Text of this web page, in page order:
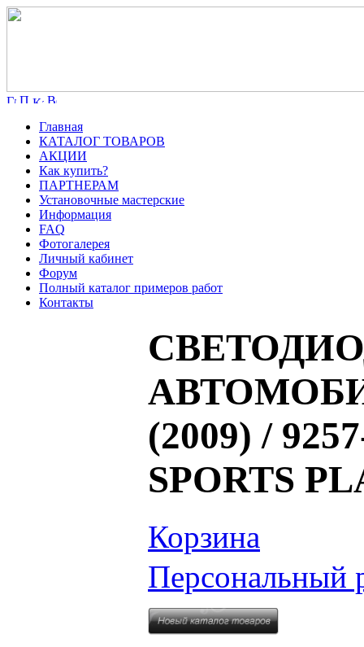
Главная
КАТАЛОГ ТОВАРОВ
АКЦИИ
Как купить?
ПАРТНЕРАМ
Установочные мастерские
Информация
FAQ
Фотогалерея
Личный кабинет
Форум
Полный каталог примеров работ
Контакты
(2009) /
SPORTS
Корзина
Персональный